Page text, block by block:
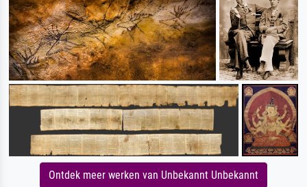
Ontdek meer werken van Unbekannt Unbekannt